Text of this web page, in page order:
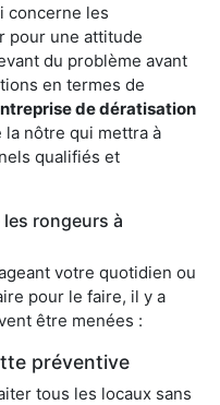
concerne les
pour une attitude
du problème avant
en termes de
de dératisation
la nôtre qui mettra à
qualifiés et
rongeurs à
votre quotidien ou
pour le faire, il y a
être menées :
préventive
tous les locaux sans